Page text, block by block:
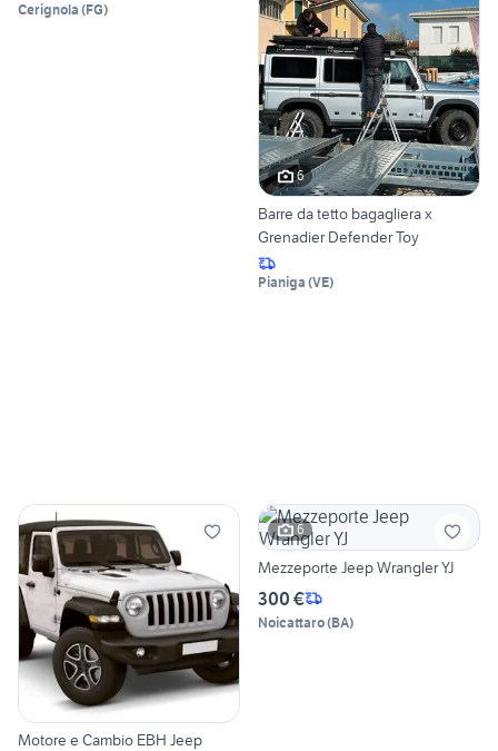
Cerignola (FG)
6
Barre da tetto bagagliera x
Grenadier Defender Toy
Pianiga (VE)
Motore e Cambio EBH Jeep
6
Mezzeporte Jeep Wrangler YJ
300 €
Noicattaro(BA)